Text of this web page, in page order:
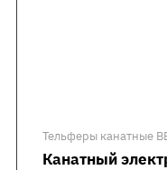
Тельферы канатные
Канатный